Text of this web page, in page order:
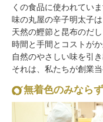
くの食品に使われていま
味の丸屋の辛子明太子
天然の鰹節と昆布のだ
時間と手間とコストが
自然のやさしい味を引
それは、私たちが創業
無着色のみなら